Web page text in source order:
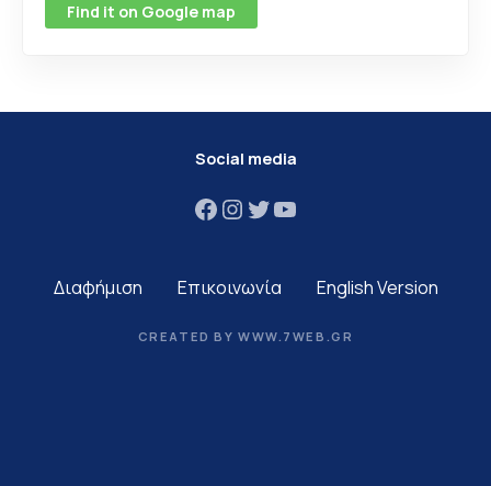
Find it on Google map
Social media
Facebook Instagram Twitter YouTube
Διαφήμιση Επικοινωνία English Version
CREATED BY WWW.7WEB.GR